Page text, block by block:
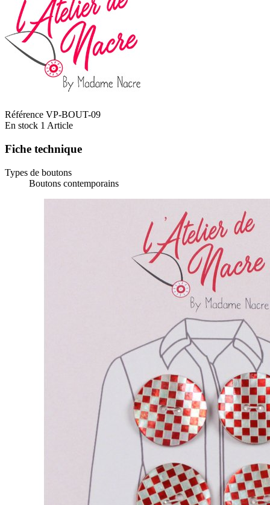
Référence VP-BOUT-09
En stock 1 Article
Fiche technique
Types de boutons
Boutons contemporains